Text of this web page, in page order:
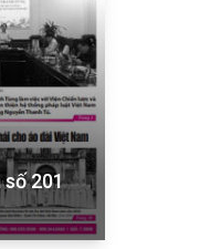
số 201